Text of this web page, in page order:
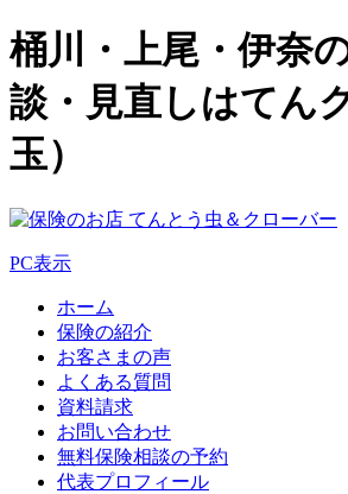
桶川・上尾・伊奈
談・見直しはてん
玉）
PC表示
ホーム
保険の紹介
お客さまの声
よくある質問
資料請求
お問い合わせ
無料保険相談の予約
代表プロフィール